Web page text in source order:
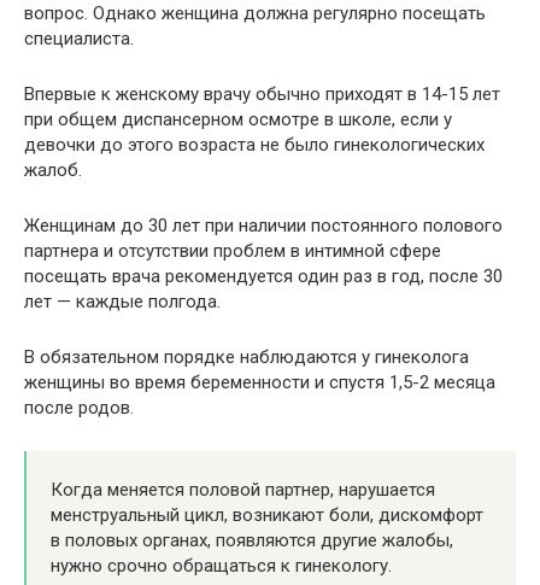
вопрос. Однако женщина должна регулярно посещать
специалиста.
Впервые к женскому врачу обычно приходят в 14-15 лет
при общем диспансерном осмотре в школе, если у
девочки до этого возраста не было гинекологических
жалоб.
Женщинам до 30 лет при наличии постоянного полового
партнера и отсутствии проблем в интимной сфере
посещать врача рекомендуется один раз в год, после 30
лет — каждые полгода.
В обязательном порядке наблюдаются у гинеколога
женщины во время беременности и спустя 1,5-2 месяца
после родов.
Когда меняется половой партнер, нарушается
менструальный цикл, возникают боли, дискомфорт
в половых органах, появляются другие жалобы,
нужно срочно обращаться к гинекологу.